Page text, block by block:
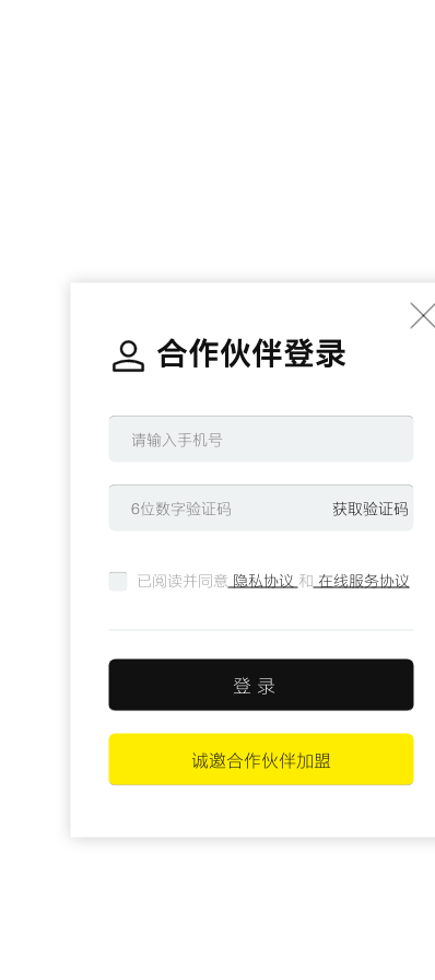
合作伙伴登录
已阅读并同意 隐私协议 和 在线服务协议
登 录
诚邀合作伙伴加盟